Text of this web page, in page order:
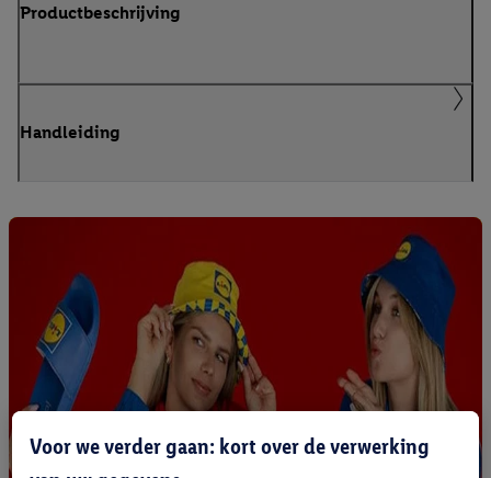
Productbeschrijving
Handleiding
Voor we verder gaan: kort over de verwerking